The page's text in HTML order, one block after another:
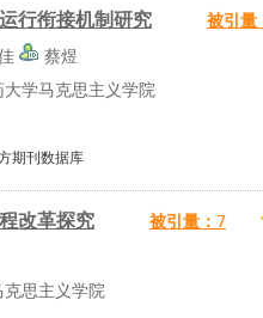
行衔接机制研究 被引量
蔡煜
学马克思主义学院
期刊数据库
改革探究 被引量： 7
思主义学院